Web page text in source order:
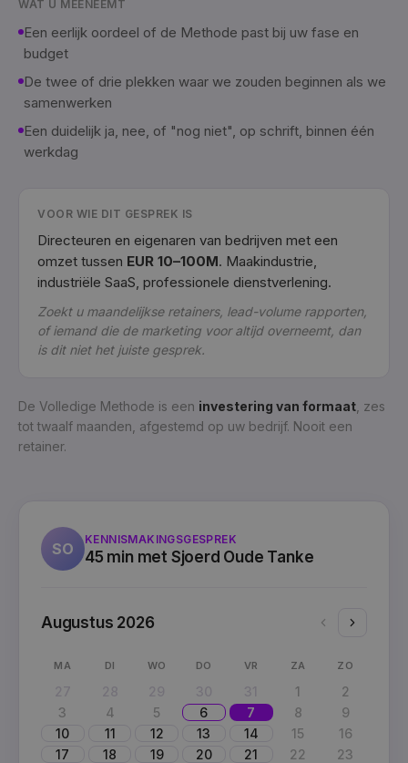
WAT U MEENEEMT
Een eerlijk oordeel of de Methode past bij uw fase en
budget
De twee of drie plekken waar we zouden beginnen als we
samenwerken
Een duidelijk ja, nee, of "nog niet", op schrift, binnen één
werkdag
VOOR WIE DIT GESPREK IS
Directeuren en eigenaren van bedrijven met een
omzet tussen EUR 10–100M. Maakindustrie,
industriële SaaS, professionele dienstverlening.
Zoekt u maandelijkse retainers, lead-volume rapporten,
of iemand die de marketing voor altijd overneemt, dan
is dit niet het juiste gesprek.
De Volledige Methode is een investering van formaat , zes
tot twaalf maanden, afgestemd op uw bedrijf. Nooit een
retainer.
SO
KENNISMAKINGSGESPREK
45 min met Sjoerd Oude Tanke
Augustus 2026
MA DI WO DO VR ZA ZO
1
2
3
4 5 6 7 8
9
10
11 12 13 14 15
16
17
18 19 20 21 22
23